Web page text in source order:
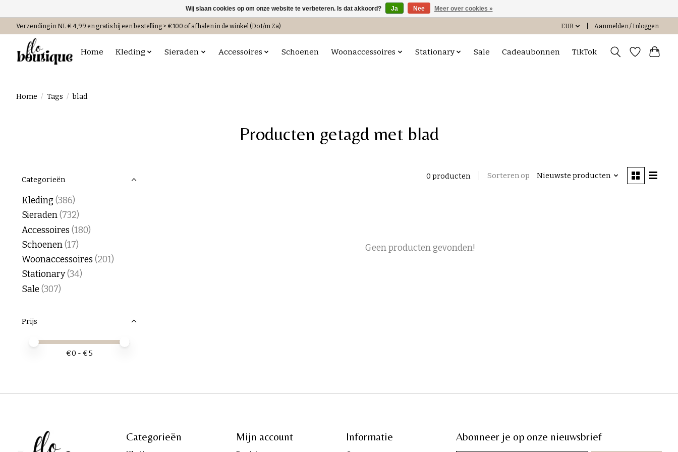
Verzending in NL € 4,99 en gratis bij een bestelling > € 100 of afhalen in de winkel (Do t/m Za). EUR Aanmelden / Inloggen
Home Kleding Sieraden Accessoires Schoenen Woonaccessoires Stationary Sale Cadeaubonnen TikTok
Home / Tags / blad
Producten getagd met blad
Categorieën
Kleding(386)
Sieraden(732)
Accessoires (180)
Schoenen(17)
Woonaccessoires (201)
Stationary(34)
Sale(307)
Prijs
Minimale prijswaarde
Price maximum value
€0 - €5
0 producten Sorteren op Nieuwste producten
Geen producten gevonden!
Categorieën Mijn account Informatie Abonneer je op onze nieuwsbrief
Wij slaan cookies op om onze website te verbeteren. Is dat akkoord? Ja Nee Meer over cookies »